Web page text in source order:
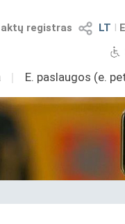
LT I
registras
I E. paslaugos (e.